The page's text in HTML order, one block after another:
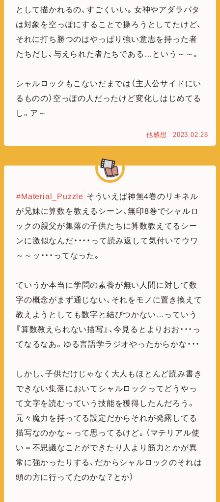
として描かれるの、すごくいい。女神やアダラパタ
は対象を空っぽにすることで操ろうとしてたけど、
それに打ち勝つのはやっぱり強い意志を持った者
たちだし、与えられた者たちである…という～～。
シャルロックもこないだまでは（主人公サイドにい
るものの）空っぽの人だったけど変化しはじめてる
し。ア～
他感想 2023.02.28
#Material_Puzzle そういえば神無4巻のリキネル
が兄妹に算数を教えるシーン、無印8巻でシャルロ
ックの親父が集落の子供たちに算数教えてるシー
ンに激似なんだ・・・・って読み返して気付いてウワ
～～ッ・・・ってなった。
ていうか本当に学問の素養が無い人間に対して数
字の概念がまず通じない、それをモノに置き換えて
教えようとしても数字と結びつかない…っていう
『算数教えられない描写』、今見るとよりおお・・・っ
てなるなあ。ゆる言語学ラジオやったからかな・・・
しかし、子供だけじゃなく大人もほとんど読み書き
できない集落においてシャルロックってどうやっ
て文字を読むっていう技能を獲得したんだろう。
元々魔力を持ってる設定だからそれが発露してる
描写なのかな～って思ってるけど。（マテリアル使
い＝不思議なことができたり人より筋力とかが異
常に強かったりする、だからシャルロックのそれは
頭の方に行ってたのかな？とか）